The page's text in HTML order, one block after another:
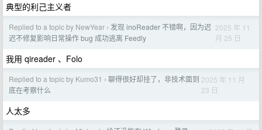
典型的利己主义者
Replied to a topic by NewYear › 发现 inoReader 不错啊，因为迟
迟不修复影响日常操作 bug 成功逃离 Feedly
2025 年 11
月 25 日
我用 qireader 、Folo
Replied to a topic by Kumo31 › 聊得很好却挂了，非技术面到
底在考察什么
2025 年 11 月
23 日
人太多